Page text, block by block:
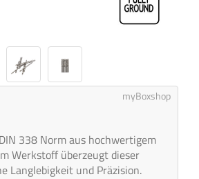
myBoxshop
338 Norm aus hochwertigem
Werkstoff überzeugt dieser
Langlebigkeit und Präzision.